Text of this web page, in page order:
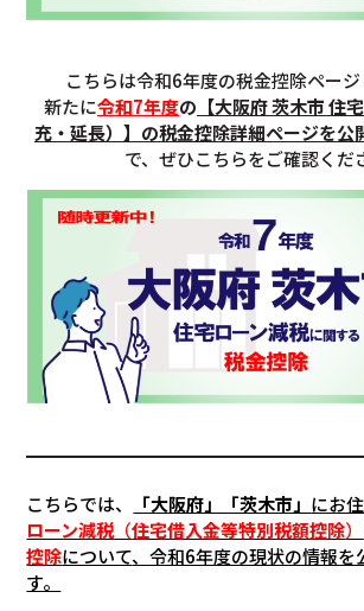
こちらは令和6年度の税金控除ページ
新たに令和7年度の 【大阪府 茨木市 住
充・延長）】の税金控除詳細ページを公
で、ぜひこちらをご確認くだ
こちらでは、 「大阪府」「茨木市」 にお
ローン減税（住宅借入金等特別税額控除）
控除について、令和6年度の現状の情報を
す。